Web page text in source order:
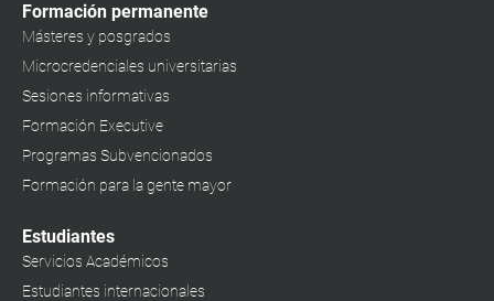
Formación permanente
Másteres y posgrados
Microcredenciales universitarias
Sesiones informativas
Formación Executive
Programas Subvencionados
Formación para la gente mayor
Estudiantes
Servicios Académicos
Estudiantes internacionales